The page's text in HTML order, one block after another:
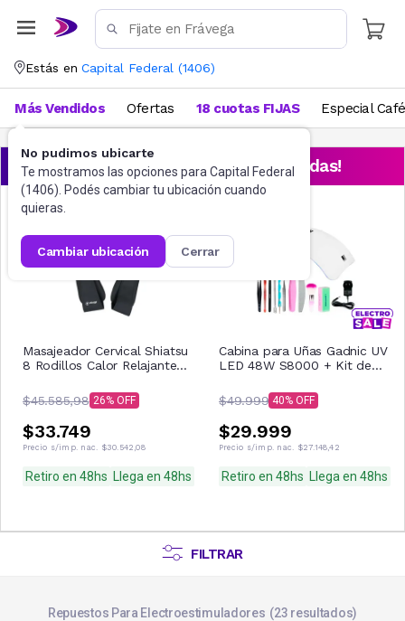
Estás en Capital Federal (1406)
No pudimos ubicarte
Te mostramos las opciones para Capital Federal
(1406). Podés cambiar tu ubicación cuando
quieras.
cambiar ubicación cerrar
Más Vendidos Ofertas 18 cuotas FIJAS Especial Café
¡Aprovechá las ofertas destacadas!
Masajeador Cervical Shiatsu
8 Rodillos Calor Relajante
$45.585,98 26
$33.749
Precio s/imp. nac. $30.542,08
Retiro en 48hs Llega en 48hs
Cabina para Uñas Gadnic UV
LED 48W S8000 + Kit de
$49.999 40
$29.999
Precio s/imp. nac. $27.148,42
Retiro en 48hs Llega en 48hs
FILTRAR
Repuestos Para Electroestimuladores 23 resultados